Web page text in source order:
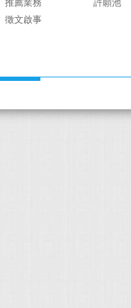
推薦業務
徵文啟事
許願池